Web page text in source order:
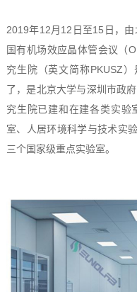
2019年12月12日至15日，
国有机场效应晶体管会议（
究生院（英文简称PKUSZ
了，是北京大学与深圳市政
究生院已建和在建各类实验
室、人居环境科学与技术实
三个国家级重点实验室。